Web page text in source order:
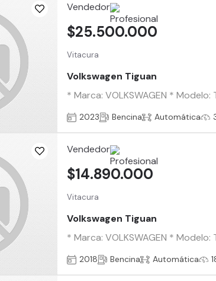
Vendedor
Vitacura
Volkswagen Tiguan
* Marca: VOLKSWAGEN *
$25.500.000
2023 Bencina Automática
Vendedor
Vitacura
Volkswagen Tiguan
* Marca: VOLKSWAGEN *
$14.890.000
2018 Bencina Automática